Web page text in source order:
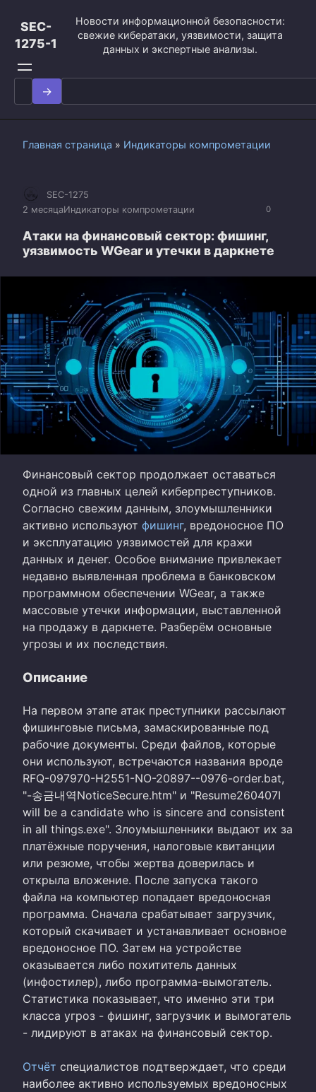
контенту
SEC-
1275-1
Новости информационной безопасности:
свежие кибератаки, уязвимости, защита
данных и экспертные анализы.
Search
for:
Главная страница » Индикаторы компрометации
0
SEC-1275
2 месяцаИндикаторы компрометации
Атаки на финансовый сектор: фишинг,
уязвимость WGear и утечки в даркнете
Финансовый сектор продолжает оставаться
одной из главных целей киберпреступников.
Согласно свежим данным, злоумышленники
активно используют фишинг, вредоносное ПО
и эксплуатацию уязвимостей для кражи
данных и денег. Особое внимание привлекает
недавно выявленная проблема в банковском
программном обеспечении WGear, а также
массовые утечки информации, выставленной
на продажу в даркнете. Разберём основные
угрозы и их последствия.
Описание
На первом этапе атак преступники рассылают
фишинговые письма, замаскированные под
рабочие документы. Среди файлов, которые
они используют, встречаются названия вроде
RFQ-097970-H2551-NO-20897--0976-order.bat,
"-송금내역NoticeSecure.htm" и "Resume260407I
will be a candidate who is sincere and consistent
in all things.exe". Злоумышленники выдают их за
платёжные поручения, налоговые квитанции
или резюме, чтобы жертва доверилась и
открыла вложение. После запуска такого
файла на компьютер попадает вредоносная
программа. Сначала срабатывает загрузчик,
который скачивает и устанавливает основное
вредоносное ПО. Затем на устройстве
оказывается либо похититель данных
(инфостилер), либо программа-вымогатель.
Статистика показывает, что именно эти три
класса угроз - фишинг, загрузчик и вымогатель
- лидируют в атаках на финансовый сектор.
Отчёт специалистов подтверждает, что среди
наиболее активно используемых вредоносных